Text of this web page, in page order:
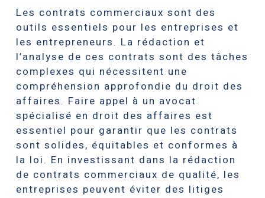
Les contrats commerciaux sont des
outils essentiels pour les entreprises et
les entrepreneurs. La rédaction et
l’analyse de ces contrats sont des tâches
complexes qui nécessitent une
compréhension approfondie du droit des
affaires. Faire appel à un avocat
spécialisé en droit des affaires est
essentiel pour garantir que les contrats
sont solides, équitables et conformes à
la loi. En investissant dans la rédaction
de contrats commerciaux de qualité, les
entreprises peuvent éviter des litiges